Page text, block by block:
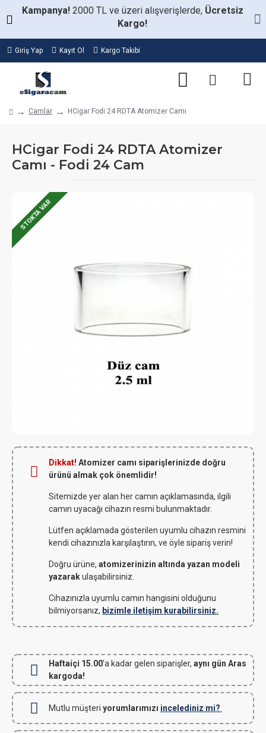
Kampanya! 2000 TL ve üzeri alışverişlerde, Ücretsiz
Kargo!
Giriş Yap Kayıt Ol Kargo Takibi
Camlar HCigar Fodi 24 RDTA Atomizer Camı
HCigar Fodi 24 RDTA Atomizer
Camı - Fodi 24 Cam
STOKTA VAR
Dikkat! Atomizer camı siparişlerinizde doğru
ürünü almak çok önemlidir!
Sitemizde yer alan her camın açıklamasında, ilgili
camın uyacağı cihazın resmi bulunmaktadır.
Lütfen açıklamada gösterilen uyumlu cihazın resmini
kendi cihazınızla karşılaştırın, ve öyle sipariş verin!
Doğru ürüne, atomizerinizin altında yazan modeli
yazarakulaşabilirsiniz.
Cihazınızla uyumlu camın hangisini olduğunu
bilmiyorsanız, bizimle iletişim kurabilirsiniz.
Haftaiçi 15.00'a kadar gelen siparişler, aynı gün Aras
kargoda!
Mutlu müşteri yorumlarımızı incelediniz mi?